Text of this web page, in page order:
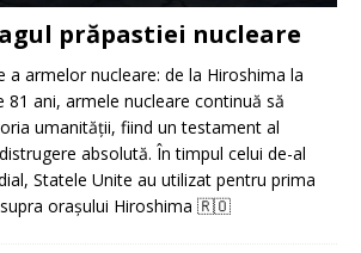
prăpastiei nucleare
a armelor nucleare: de la Hiroshima la
81 ani, armele nucleare continuă să
umanității, fiind un testament al
absolută. În timpul celui de-al
Statele Unite au utilizat pentru prima
orașului Hiroshima 🇷🇴